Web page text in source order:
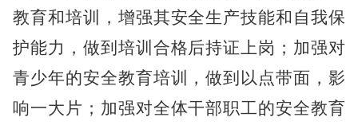
教育和培训，增强其安全生产技能和自我保
护能力，做到培训合格后持证上岗；加强对
青少年的安全教育培训，做到以点带面，影
响一大片；加强对全体干部职工的安全教育